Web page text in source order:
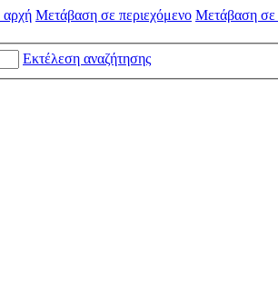
αρχή Μετάβαση σε περιεχόμενο Μετάβαση σε
Εκτέλεση αναζήτησης